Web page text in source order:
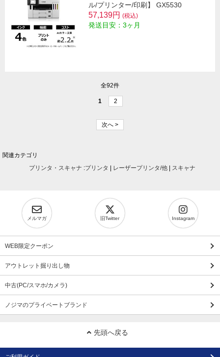
ル/プリンター/印刷】 GX5530
57,139円 (税込)
発送目安：3ヶ月
全92件
1 2
次へ >
関連カテゴリ
プリンタ・スキャナ :プリンタ レーザープリンタ/他| スキャナ
メルマガ 旧Twitter Instagram
WEB限定クーポン
アウトレット掘り出し物
中古(PC/スマホ/カメラ)
ノジマのプライベートブランド
先頭へ戻る